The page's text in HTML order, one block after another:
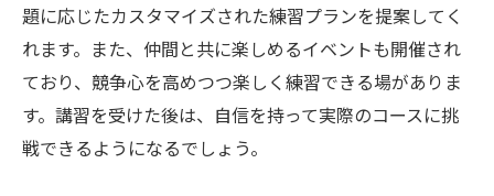
グラム
インドアゴルフレッスンでのレベルアップ
事例
厚木市のインドアゴルフcaddyでの柔軟な対
応
題に応じたカスタマイズされた練習プランを提案してく
れます。また、仲間と共に楽しめるイベントも開催され
ており、競争心を高めつつ楽しく練習できる場がありま
す。講習を受けた後は、自信を持って実際のコースに挑
戦できるようになるでしょう。